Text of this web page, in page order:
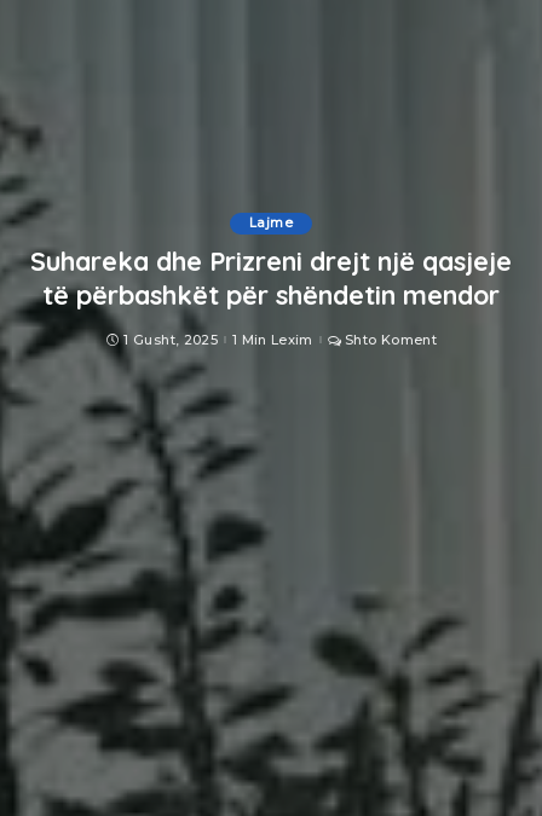
Lajme
Suhareka dhe Prizreni drejt një qasjeje
të përbashkët për shëndetin mendor
1 Gusht, 2025 1 Min Lexim Shto Koment